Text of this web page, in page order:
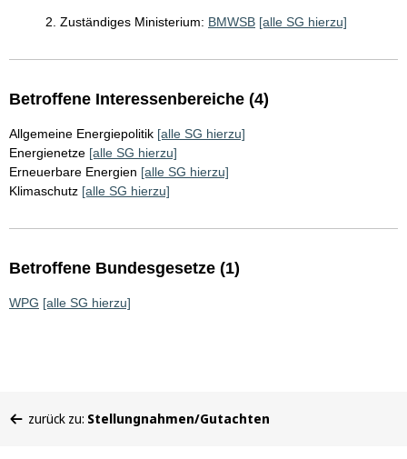
2. Zuständiges Ministerium: BMWSB [alle SG hierzu]
Betroffene Interessenbereiche (4)
Allgemeine Energiepolitik [alle SG hierzu]
Energienetze [alle SG hierzu]
Erneuerbare Energien [alle SG hierzu]
Klimaschutz [alle SG hierzu]
Betroffene Bundesgesetze (1)
WPG [alle SG hierzu]
befinden
zurück zu: Stellungnahmen/Gutachten